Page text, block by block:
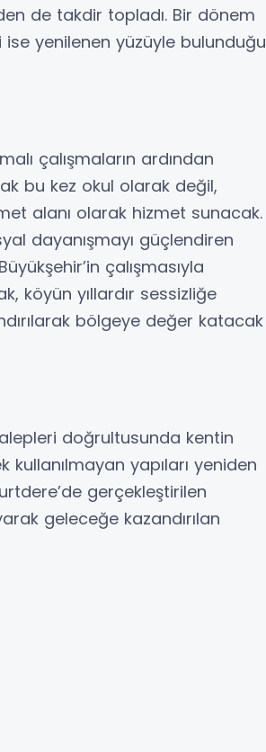
de takdir topladı. Bir dönem
yenilenen yüzüyle bulunduğu
çalışmaların ardından
bu kez okul olarak değil,
alanı olarak hizmet sunacak.
dayanışmayı güçlendiren
çalışmasıyla
köyün yıllardır sessizliğe
bölgeye değer katacak
doğrultusunda kentin
yapıları yeniden
gerçekleştirilen
geleceğe kazandırılan